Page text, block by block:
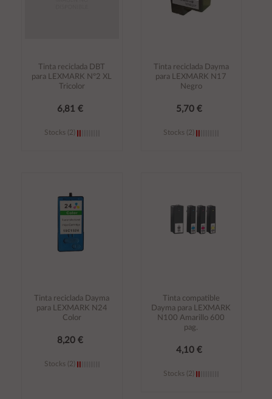
Tinta reciclada DBT
para LEXMARK Nº2 XL
Tricolor
6,81 €
Stocks (2)
carrito
Tinta reciclada Dayma
para LEXMARK N17
Negro
5,70 €
Stocks (2)
Tinta reciclada Dayma
para LEXMARK N24
Color
8,20 €
Stocks (2)
Tinta compatible
Dayma para LEXMARK
N100 Amarillo 600
pag.
4,10 €
Stocks (2)